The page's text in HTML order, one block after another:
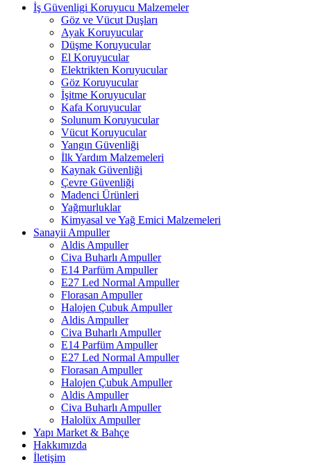
İş Güvenligi Koruyucu Malzemeler
Göz ve Vücut Duşları
Ayak Koruyucular
Düşme Koruyucular
El Koruyucular
Elektrikten Koruyucular
Göz Koruyucular
İşitme Koruyucular
Kafa Koruyucular
Solunum Koruyucular
Vücut Koruyucular
Yangın Güvenliği
İlk Yardım Malzemeleri
Kaynak Güvenliği
Çevre Güvenliği
Madenci Ürünleri
Yağmurluklar
Kimyasal ve Yağ Emici Malzemeleri
Sanayii Ampuller
Aldis Ampuller
Civa Buharlı Ampuller
E14 Parfüm Ampuller
E27 Led Normal Ampuller
Florasan Ampuller
Halojen Çubuk Ampuller
Aldis Ampuller
Civa Buharlı Ampuller
E14 Parfüm Ampuller
E27 Led Normal Ampuller
Florasan Ampuller
Halojen Çubuk Ampuller
Aldis Ampuller
Civa Buharlı Ampuller
Halolüx Ampuller
Yapı Market & Bahçe
Hakkımızda
İletişim